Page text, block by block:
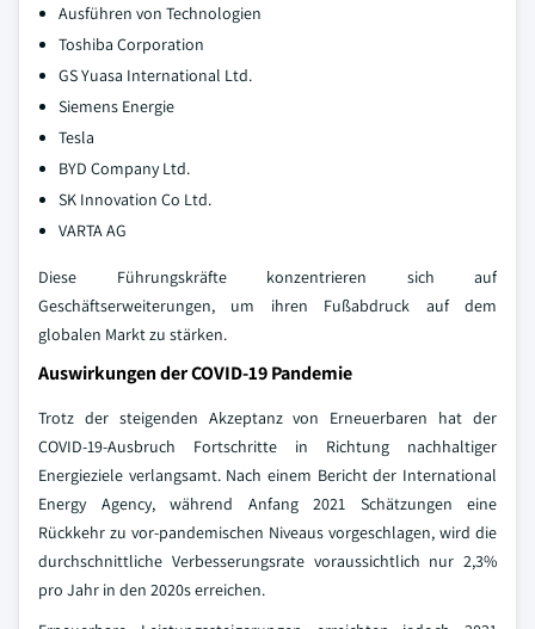
Ausführen von Technologien
Toshiba Corporation
GS Yuasa International Ltd.
Siemens Energie
Tesla
BYD Company Ltd.
SK Innovation Co Ltd.
VARTA AG
Diese Führungskräfte konzentrieren sich auf
Geschäftserweiterungen, um ihren Fußabdruck auf dem
globalen Markt zu stärken.
Auswirkungen der COVID-19 Pandemie
Trotz der steigenden Akzeptanz von Erneuerbaren hat der
COVID-19-Ausbruch Fortschritte in Richtung nachhaltiger
Energieziele verlangsamt. Nach einem Bericht der International
Energy Agency, während Anfang 2021 Schätzungen eine
Rückkehr zu vor-pandemischen Niveaus vorgeschlagen, wird die
durchschnittliche Verbesserungsrate voraussichtlich nur 2,3%
pro Jahr in den 2020s erreichen.